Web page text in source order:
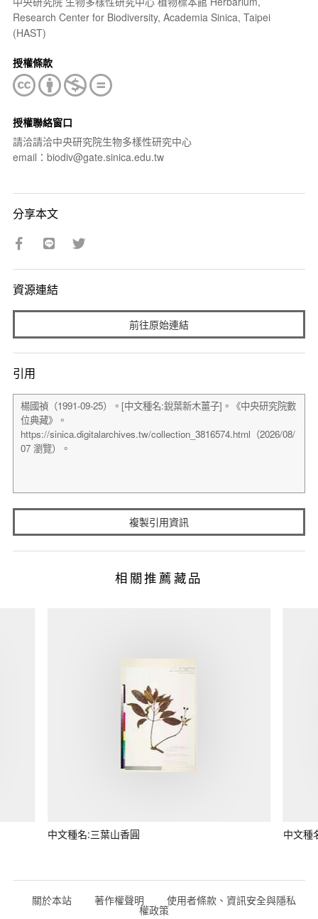
Research Center for Biodiversity, Academia Sinica, Taipei
(HAST)
授權條款
授權聯絡窗口
請洽請洽中央研究院生物多樣性研究中心
email：biodiv@gate.sinica.edu.tw
分享本文
資源連結
前往原始連結
引用
複製引用資訊
相關推薦藏品
中文種名:三葉山香圓 中文種
關於本站 著作權聲明 使用者條款、資訊安全與隱私
權政策